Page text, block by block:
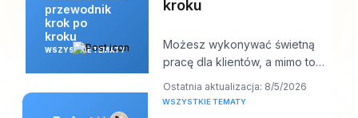
przewodnik
krok po
kroku
WSZYSTKIE TEMATY
kroku
Możesz wykonywać świetną
pracę dla klientów, a mimo to
wciąż czuć się dziwnie
niewidzialny online. P
Ostatnia aktualizacja: 8/5/2026
WSZYSTKIE TEMATY